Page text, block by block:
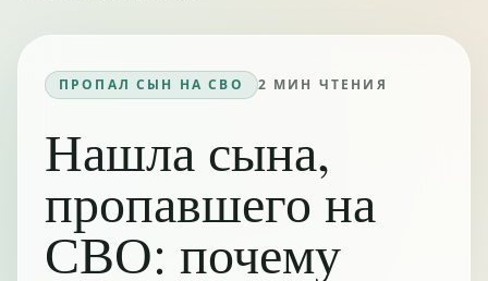
ПРОПАЛ СЫН НА СВО 2 МИН ЧТЕНИЯ
Нашла сына,
пропавшего на
СВО: почему